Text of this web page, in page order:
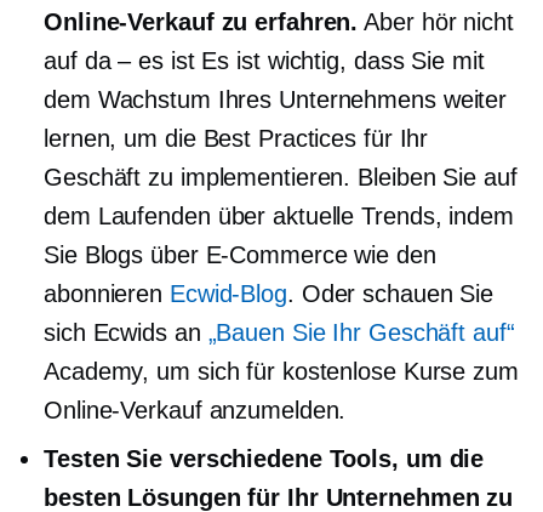
Online-Verkauf zu erfahren. Aber hör nicht
auf da – es istEs ist wichtig, dass Sie mit
dem Wachstum Ihres Unternehmens weiter
lernen, um die Best Practices für Ihr
Geschäft zu implementieren. Bleiben Sie auf
dem Laufenden über aktuelle Trends, indem
Sie Blogs über E-Commerce wie den
abonnieren Ecwid-Blog. Oder schauen Sie
sich Ecwids an „Bauen Sie Ihr Geschäft auf“
Academy, um sich für kostenlose Kurse zum
Online-Verkauf anzumelden.
Testen Sie verschiedene Tools, um die
besten Lösungen für Ihr Unternehmen zu